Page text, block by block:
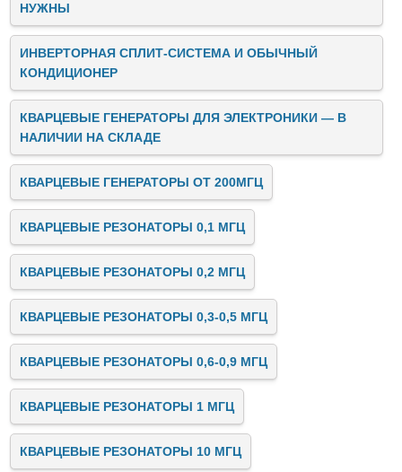
НУЖНЫ
ИНВЕРТОРНАЯ СПЛИТ-СИСТЕМА И ОБЫЧНЫЙ
КОНДИЦИОНЕР
КВАРЦЕВЫЕ ГЕНЕРАТОРЫ ДЛЯ ЭЛЕКТРОНИКИ — В
НАЛИЧИИ НА СКЛАДЕ
КВАРЦЕВЫЕ ГЕНЕРАТОРЫ ОТ 200МГЦ
КВАРЦЕВЫЕ РЕЗОНАТОРЫ 0,1 МГЦ
КВАРЦЕВЫЕ РЕЗОНАТОРЫ 0,2 МГЦ
КВАРЦЕВЫЕ РЕЗОНАТОРЫ 0,3-0,5 МГЦ
КВАРЦЕВЫЕ РЕЗОНАТОРЫ 0,6-0,9 МГЦ
КВАРЦЕВЫЕ РЕЗОНАТОРЫ 1 МГЦ
КВАРЦЕВЫЕ РЕЗОНАТОРЫ 10 МГЦ